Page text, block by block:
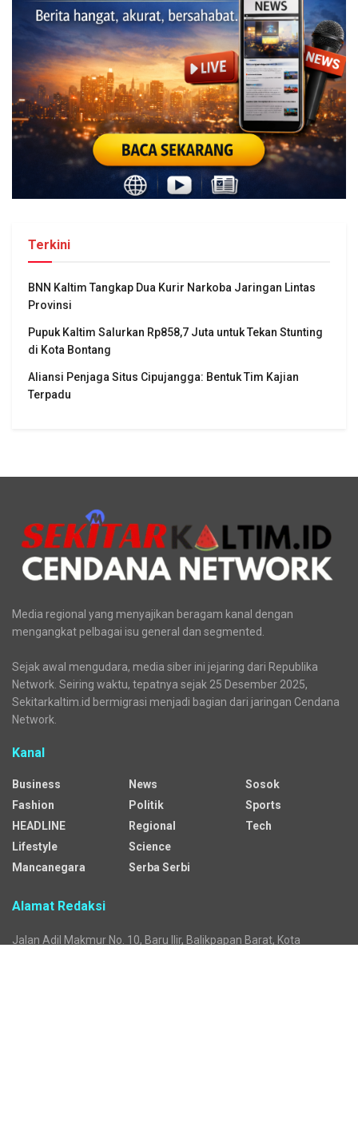
Terkini
BNN Kaltim Tangkap Dua Kurir Narkoba Jaringan Lintas
Provinsi
Pupuk Kaltim Salurkan Rp858,7 Juta untuk Tekan Stunting
di Kota Bontang
Aliansi Penjaga Situs Cipujangga: Bentuk Tim Kajian
Terpadu
Media regional yang menyajikan beragam kanal dengan
mengangkat pelbagai isu general dan segmented.
Sejak awal mengudara, media siber ini jejaring dari Republika
Network. Seiring waktu, tepatnya sejak 25 Desember 2025,
Sekitarkaltim.id bermigrasi menjadi bagian dari jaringan Cendana
Network.
Kanal
Business
Fashion
HEADLINE
Lifestyle
Mancanegara
News
Politik
Regional
Science
Serba Serbi
Sosok
Sports
Tech
Alamat Redaksi
Jalan Adil Makmur No. 10, Baru Ilir, Balikpapan Barat, Kota